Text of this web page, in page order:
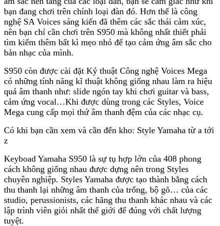
bạn đang chơi trên chính loại đàn đó. Hơn thế là công
nghệ SA Voices sáng kiến đã thêm các sắc thái cảm xúc,
nên bạn chỉ cần chơi trên S950 mà không nhất thiết phải
tìm kiếm thêm bất kì mẹo nhỏ để tạo cảm ứng âm sắc cho
bản nhạc của mình.
S950 còn được cài đặt Kỷ thuật Công nghệ Voices Mega
có những tính năng kĩ thuật không giống nhau làm ra hiệu
quả âm thanh như: slide ngón tay khi chơi guitar và bass,
cảm ứng vocal…Khi được dùng trong các Styles, Voice
Mega cung cấp mọi thứ âm thanh đệm của các nhạc cụ.
Có khi bạn cần xem và cần đến kho: Style Yamaha từ a tới
z
Keyboad Yamaha S950 là sự tụ hợp lớn của 408 phong
cách không giống nhau được dựng nên trong Styles
chuyên nghiệp. Styles Yamaha được tạo thành bằng cách
thu thanh lại những âm thanh của trống, bộ gõ… của các
studio, perussionists, các hãng thu thanh khác nhau và các
lập trình viên giỏi nhất thế giới để đúng với chất lượng
tuyệt.